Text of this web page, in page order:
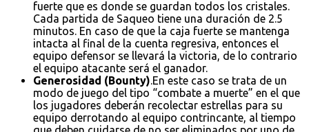
fuerte que es donde se guardan todos los cristales.
Cada partida de Saqueo tiene una duración de 2.5
minutos. En caso de que la caja fuerte se mantenga
intacta al final de la cuenta regresiva, entonces el
equipo defensor se llevará la victoria, de lo contrario
el equipo atacante será el ganador.
Generosidad (Bounty).En este caso se trata de un
modo de juego del tipo “combate a muerte” en el que
los jugadores deberán recolectar estrellas para su
equipo derrotando al equipo contrincante, al tiempo